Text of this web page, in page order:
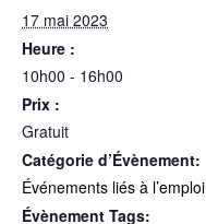
17 mai 2023
Heure :
10h00 - 16h00
Prix :
Gratuit
Catégorie d’Évènement:
Événements liés à l’emploi
Évènement Tags: